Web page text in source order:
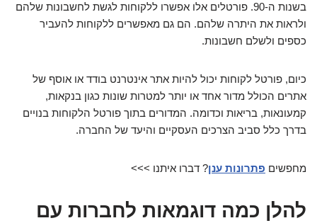
בשנות ה-90. פורטלים אלו אפשרו ללקוחות לגשת לחשבונות שלהם
ולראות את היתרה שלהם. הם גם מאפשרים ללקוחות להעביר
כספים ולשלם חשבונות.
כיום, פורטל לקוחות יכול להיות אתר אינטרנט בודד או אוסף של
אתרים הכולל מדור אחד או יותר למטרות שונות כגון בנקאות,
קמעונאות, בריאות וכדומה. המדורים בתוך פורטל הלקוחות בנויים
בדרך כלל סביב הצרכים העסקיים והיעד של החברה.
מחפשים פתרונות ענן? דברו איתנו >>>
להלן כמה דוגמאות לחברות עם